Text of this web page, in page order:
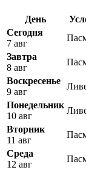
День
Сегодня
7 авг
Завтра
8 авг
Воскресенье
9 авг
Понедельник
10 авг
Вторник
11 авг
Среда
12 авг